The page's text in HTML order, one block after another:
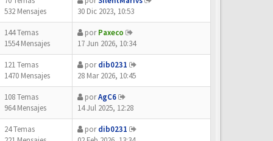
532 Mensajes
30 Dic 2023, 10:53
144 Temas
1554 Mensajes
porPaxeco
17 Jun 2026, 10:34
121 Temas
1470 Mensajes
pordib0231
28 Mar 2026, 10:45
108 Temas
964 Mensajes
porAgC6
14 Jul 2025, 12:28
24 Temas
pordib0231